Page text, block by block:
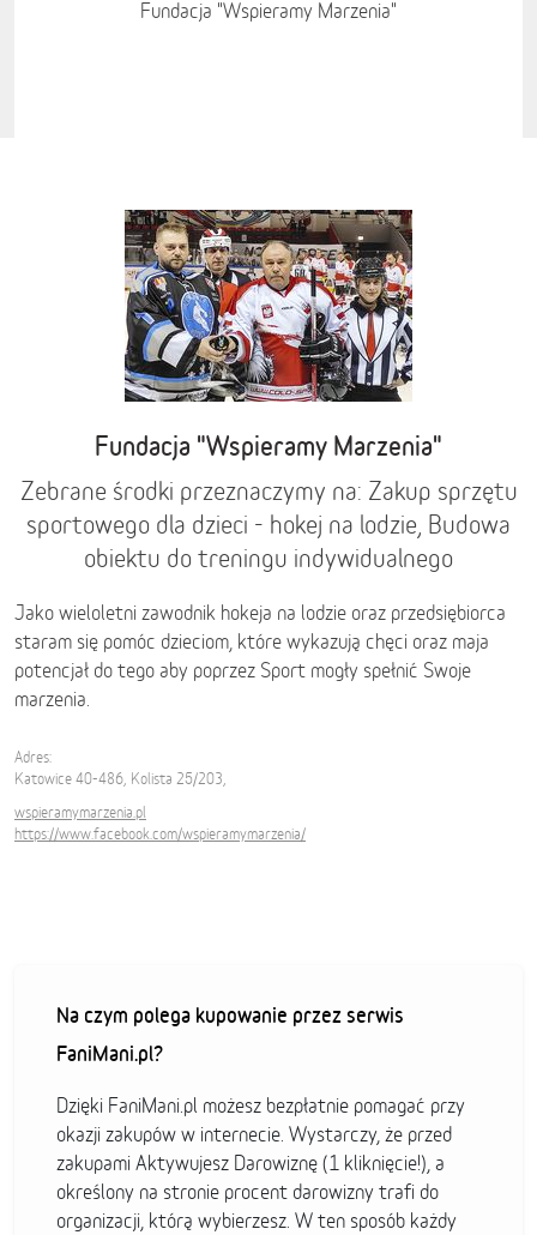
Fundacja "Wspieramy Marzenia"
Fundacja "Wspieramy Marzenia"
Zebrane środki przeznaczymy na: Zakup sprzętu
sportowego dla dzieci - hokej na lodzie, Budowa
obiektu do treningu indywidualnego
Jako wieloletni zawodnik hokeja na lodzie oraz przedsiębiorca
staram się pomóc dzieciom, które wykazują chęci oraz maja
potencjał do tego aby poprzez Sport mogły spełnić Swoje
marzenia.
Adres:
Katowice 40-486, Kolista 25/203,
wspieramymarzenia.pl
https://www.facebook.com/wspieramymarzenia/
Na czym polega kupowanie przez serwis
FaniMani.pl?
Dzięki FaniMani.pl możesz bezpłatnie pomagać przy
okazji zakupów w internecie. Wystarczy, że przed
zakupami Aktywujesz Darowiznę (1 kliknięcie!), a
określony na stronie procent darowizny trafi do
organizacji, którą wybierzesz. W ten sposób każdy